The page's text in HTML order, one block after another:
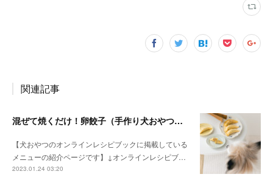
関連記事
混ぜて焼くだけ！卵餃子（手作り犬おやつレシピ）
【犬おやつのオンラインレシピブックに掲載している
メニューの紹介ページです】↓オンラインレシピブ…
2023.01.24 03:20